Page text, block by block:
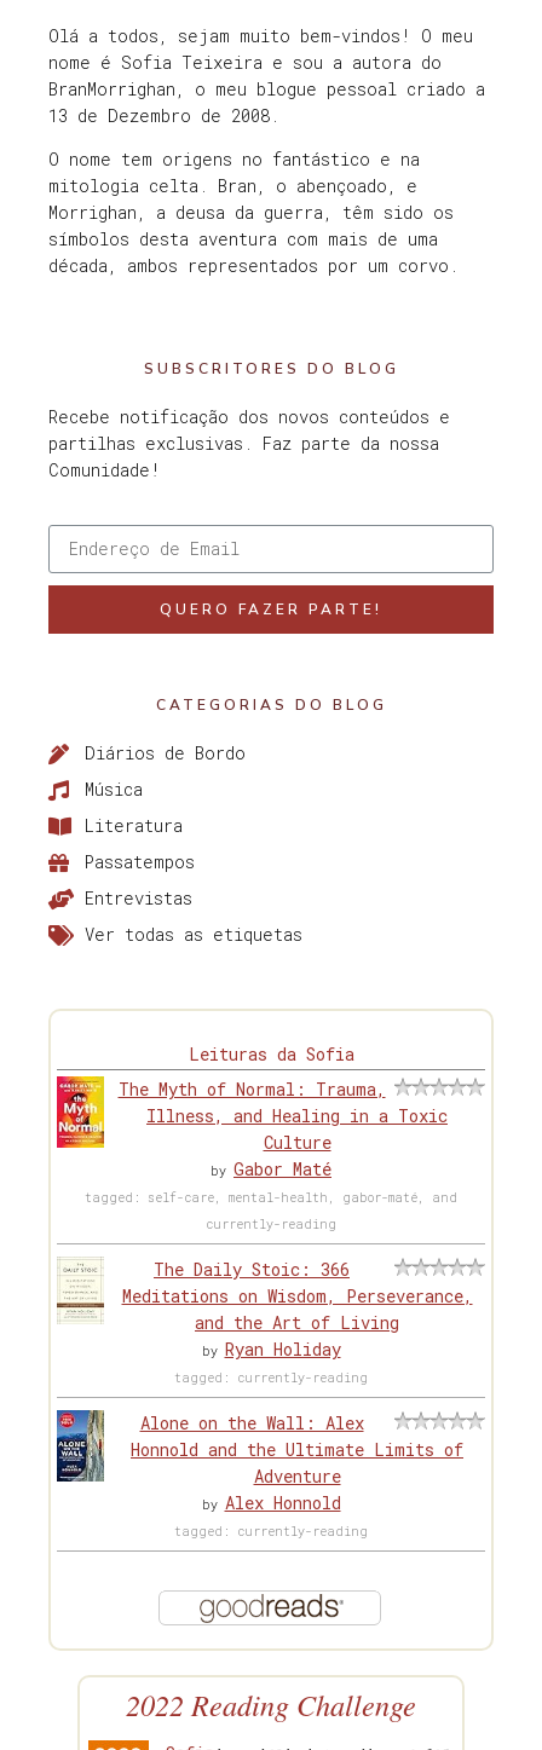
Olá a todos, sejam muito bem-vindos! O meu
nome é Sofia Teixeira e sou a autora do
BranMorrighan, o meu blogue pessoal criado a
13 de Dezembro de 2008.
O nome tem origens no fantástico e na
mitologia celta. Bran, o abençoado, e
Morrighan, a deusa da guerra, têm sido os
símbolos desta aventura com mais de uma
década, ambos representados por um corvo.
SUBSCRITORES DO BLOG
Recebe notificação dos novos conteúdos e
partilhas exclusivas. Faz parte da nossa
Comunidade!
QUERO FAZER PARTE!
CATEGORIAS DO BLOG
Diários de Bordo
Música
Literatura
Passatempos
Entrevistas
Ver todas as etiquetas
Leituras da Sofia
The Myth of Normal: Trauma,
Illness, and Healing in a Toxic
Culture
by Gabor Maté
tagged: self-care, mental-health, gabor-maté, and
currently-reading
The Daily Stoic: 366
Meditations on Wisdom, Perseverance,
and the Art of Living
by Ryan Holiday
tagged: currently-reading
Alone on the Wall: Alex
Honnold and the Ultimate Limits of
Adventure
by Alex Honnold
tagged: currently-reading
2022 Reading Challenge